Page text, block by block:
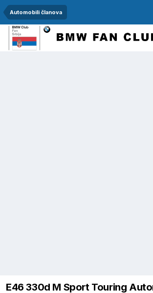
Automobili članova
E46 330d M Sport Touring